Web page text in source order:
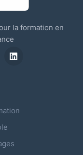
la formation en